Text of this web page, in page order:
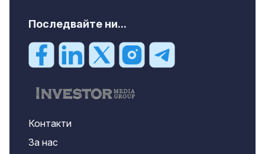
Последвайте ни...
Контакти
За нас